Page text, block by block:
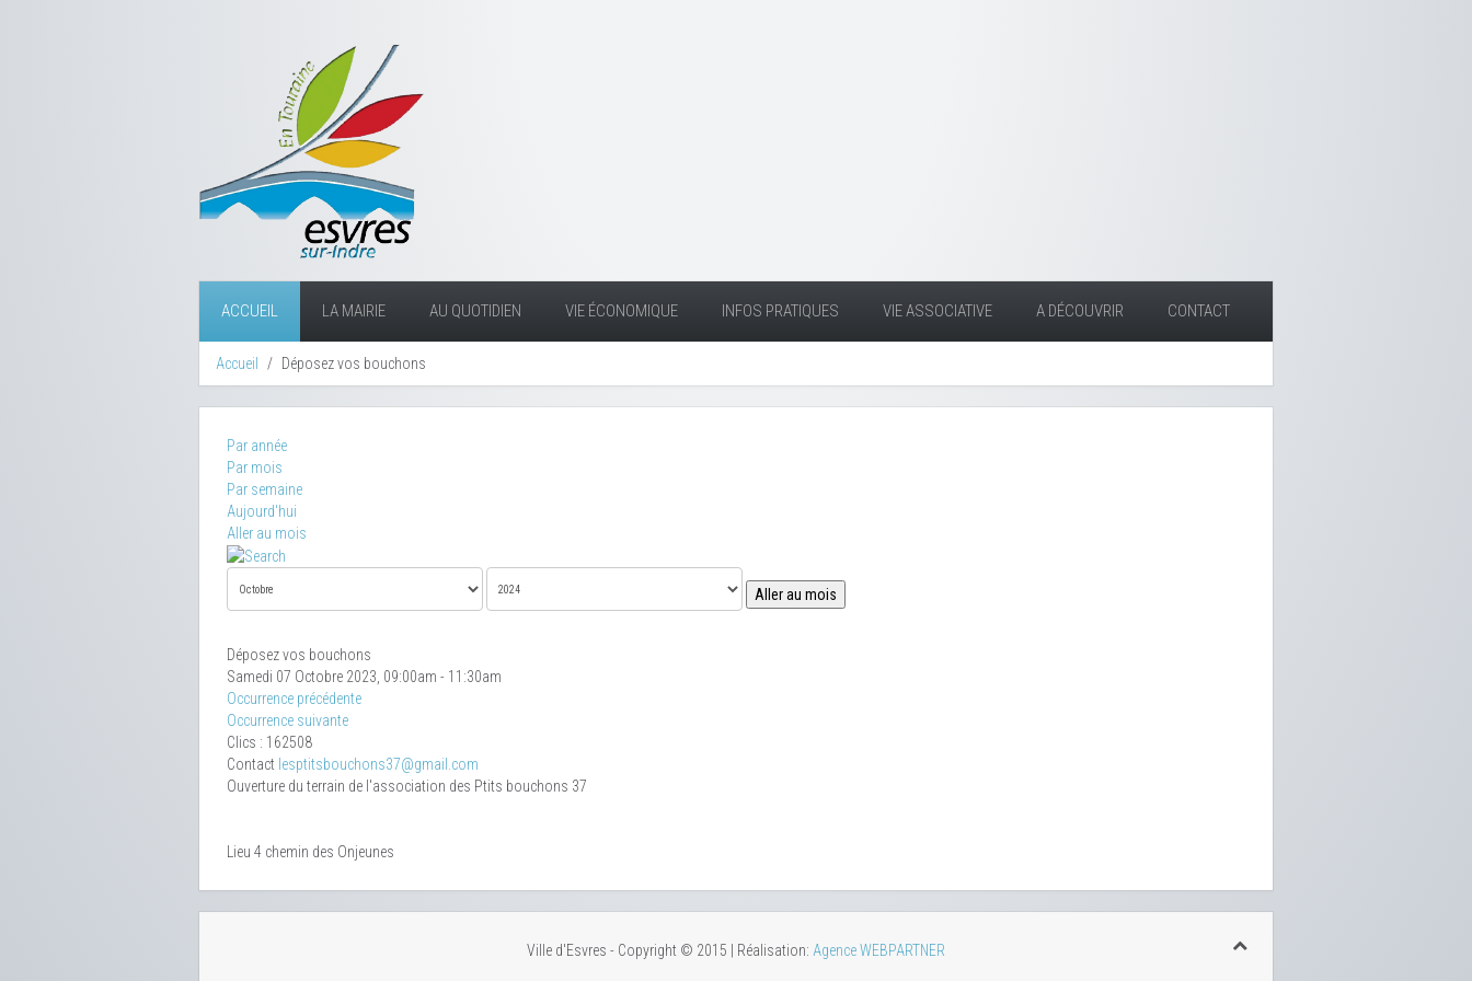
ACCUEIL LA MAIRIE AU QUOTIDIEN VIE ÉCONOMIQUE INFOS PRATIQUES VIE ASSOCIATIVE A DÉCOUVRIR CONTACT
Accueil Déposez vos bouchons
Par année
Par mois
Par semaine
Aujourd'hui
Aller au mois
Aller au mois
Déposez vos bouchons
Samedi 07 Octobre 2023, 09:00am - 11:30am
Occurrence précédente
Occurrence suivante
Clics : 162508
Contact lesptitsbouchons37@gmail.com
Ouverture du terrain de l'association des Ptits bouchons 37
Lieu 4 chemin des Onjeunes
Ville d'Esvres - Copyright © 2015 | Réalisation: Agence WEBPARTNER